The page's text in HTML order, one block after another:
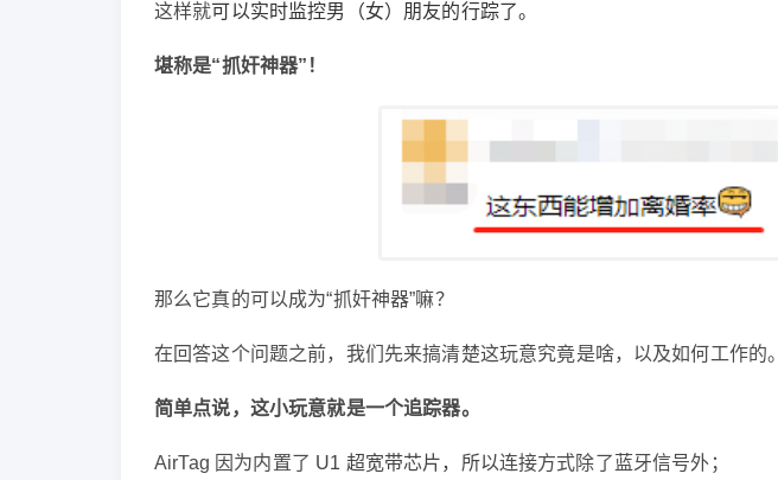
这样就可以实时监控男（女）朋友的行踪了。
堪称是“抓奸神器”！
那么它真的可以成为“抓奸神器”嘛？
在回答这个问题之前，我们先来搞清楚这玩意究竟是啥，以及如何工作的。
简单点说，这小玩意就是一个追踪器。
AirTag 因为内置了 U1 超宽带芯片，所以连接方式除了蓝牙信号外；
鹰视界 @ 鹰视界